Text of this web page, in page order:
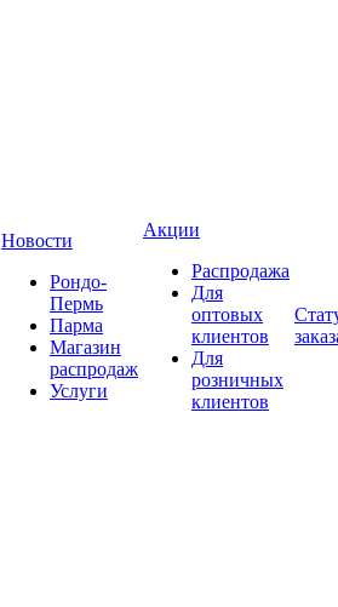
Новости
Рондо-
Пермь
Парма
Магазин
распродаж
Услуги
Акции
Распродажа
Для
оптовых
клиентов
Для
розничных
клиентов